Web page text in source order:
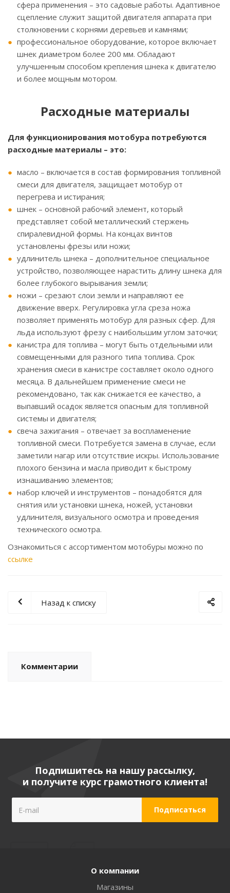
сфера применения – это садовые работы. Адаптивное
сцепление служит защитой двигателя аппарата при
столкновении с корнями деревьев и камнями;
профессиональное оборудование, которое включает
шнек диаметром более 200 мм. Обладают
улучшенным способом крепления шнека к двигателю
и более мощным мотором.
Расходные материалы
Для функционирования мотобура потребуются
расходные материалы – это:
масло – включается в состав формирования топливной
смеси для двигателя, защищает мотобур от
перегрева и истирания;
шнек – основной рабочий элемент, который
представляет собой металлический стержень
спиралевидной формы. На концах винтов
установлены фрезы или ножи;
удлинитель шнека – дополнительное специальное
устройство, позволяющее нарастить длину шнека для
более глубокого вырывания земли;
ножи – срезают слои земли и направляют ее
движение вверх. Регулировка угла среза ножа
позволяет применять мотобур для разных сфер. Для
льда используют фрезу с наибольшим углом заточки;
канистра для топлива – могут быть отдельными или
совмещенными для разного типа топлива. Срок
хранения смеси в канистре составляет около одного
месяца. В дальнейшем применение смеси не
рекомендовано, так как снижается ее качество, а
выпавший осадок является опасным для топливной
системы и двигателя;
свеча зажигания – отвечает за воспламенение
топливной смеси. Потребуется замена в случае, если
заметили нагар или отсутствие искры. Использование
плохого бензина и масла приводит к быстрому
изнашиванию элементов;
набор ключей и инструментов – понадобятся для
снятия или установки шнека, ножей, установки
удлинителя, визуального осмотра и проведения
технического осмотра.
Ознакомиться с ассортиментом мотобуры можно по
ссылке
Назад к списку
Комментарии
Подпишитесь на нашу рассылку,
и получите курс грамотного клиента!
О компании
Магазины